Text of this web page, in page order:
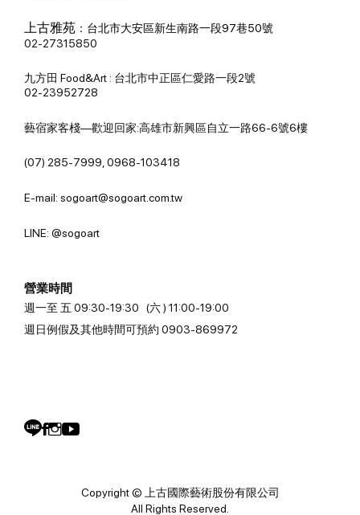
上古雅苑 ： 台北市大安區新生南路一段97巷50號
02-27315850
九方田 Food&Art : 台北市中正區仁愛路一段2號
02-23952728
藝宿家客棧—歡迎回家:高雄市新興區自立一路66-6號6樓
(07) 285-7999, 0968-103418
E-mail: sogoart@sogoart.com.tw
LINE: @sogoart
營業時間
週一至 五 09:30-19:30 (六 ) 11:00-19:00
週日例假及其他時間可預約 0903-869972
Copyright © 上古國際藝術股份有限公司
All Rights Reserved.